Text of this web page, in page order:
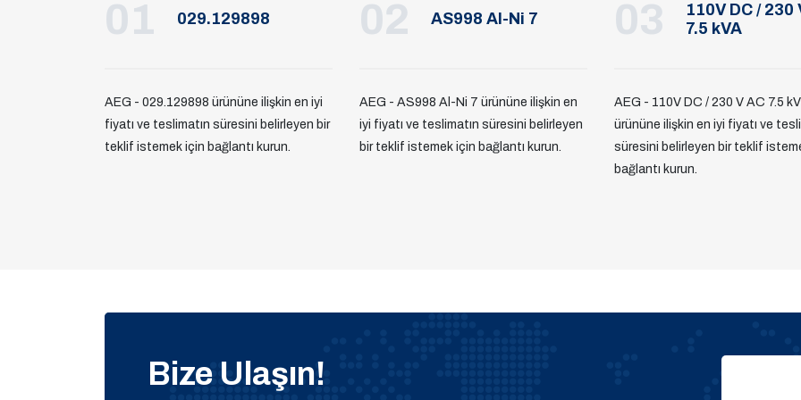
01 029.129898
AEG - 029.129898 ürününe ilişkin en iyi
fiyatı ve teslimatın süresini belirleyen bir
teklif istemek için bağlantı kurun.
02 AS998 Al-Ni 7
AEG - AS998 Al-Ni 7 ürününe ilişkin en
iyi fiyatı ve teslimatın süresini belirleyen
bir teklif istemek için bağlantı kurun.
03
110V DC / 230
7.5 kVA
AEG - 110V DC / 230 V AC 7.5
ürününe ilişkin en iyi fiyatı ve
süresini belirleyen bir teklif
bağlantı kurun.
Bize Ulaşın!